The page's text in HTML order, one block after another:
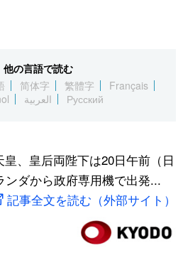
Русский
他の言語で読む
简体字 繁體字
Français
العربية Русский
皇、皇后両陛下は20日午前（日
ダから政府専用機で出発...
記事全文を読む（外部サイト）